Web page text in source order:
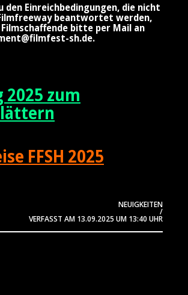
den Einreichbedingungen, die nicht
beantwortet werden,
bitte per Mail an
sh.de.
2025 zum
FFSH 2025
NEUIGKEITEN
/
VERFASST AM 13.09.2025 UM 13:40 UHR